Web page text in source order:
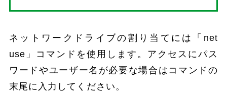
ネットワークドライブの割り当てには「net
use」コマンドを使用します。アクセスにパス
ワードやユーザー名が必要な場合はコマンドの
末尾に入力してください。